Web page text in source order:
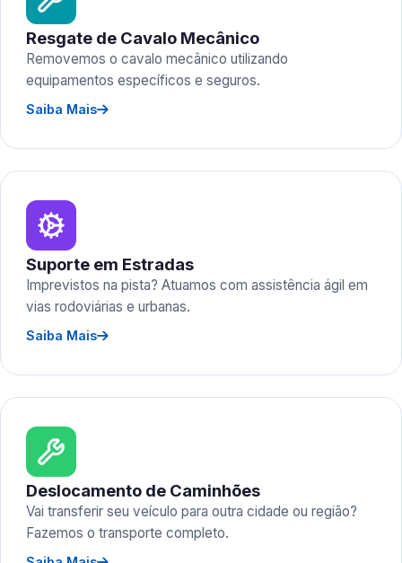
Resgate de Cavalo Mecânico
Removemos o cavalo mecânico utilizando
equipamentos específicos e seguros.
Saiba Mais
Suporte em Estradas
Imprevistos na pista? Atuamos com assistência ágil em
vias rodoviárias e urbanas.
Saiba Mais
Deslocamento de Caminhões
Vai transferir seu veículo para outra cidade ou região?
Fazemos o transporte completo.